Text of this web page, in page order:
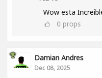
Wow esta
0 props
Damian Andres
Dec 08, 2025